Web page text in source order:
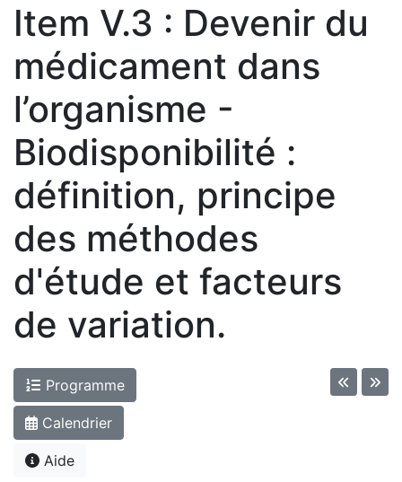
Item V.3 : Devenir du
médicament dans
l’organisme -
Biodisponibilité :
définition, principe
des méthodes
d'étude et facteurs
de variation.
Programme
Calendrier
Aide